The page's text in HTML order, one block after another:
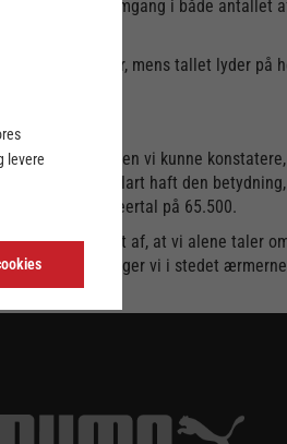
med fremgang i både antallet
end året før, mens tallet lyder på
men vi kunne
og det har klart haft den
seertal på 65.500.
set i lyset af, at vi alene taler
for nu smøger vi i stedet
levere